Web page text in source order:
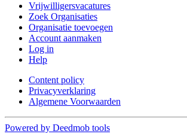
Vrijwilligersvacatures
Zoek Organisaties
Organisatie toevoegen
Account aanmaken
Log in
Help
Content policy
Privacyverklaring
Algemene Voorwaarden
Powered by Deedmob tools